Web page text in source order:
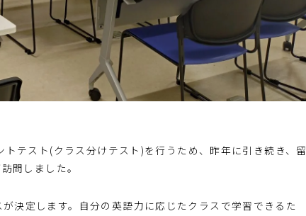
テスト(クラス分けテスト)を行うため、昨年に引き続き、留
問しました。
決定します。自分の英語力に応じたクラスで学習できるた